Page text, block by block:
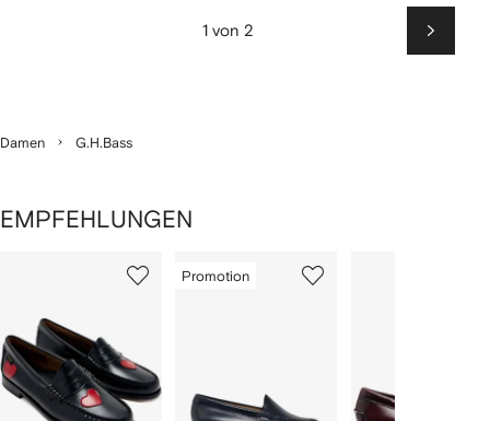
1 von 2
Weiter
Damen G.H.Bass
EMPFEHLUNGEN
von
Promotion